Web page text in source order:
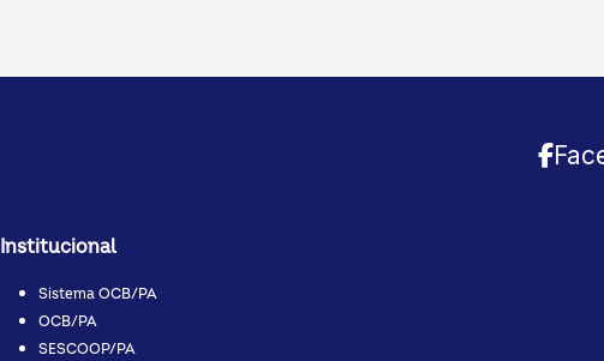
Institucional
Sistema OCB/PA
OCB/PA
SESCOOP/PA